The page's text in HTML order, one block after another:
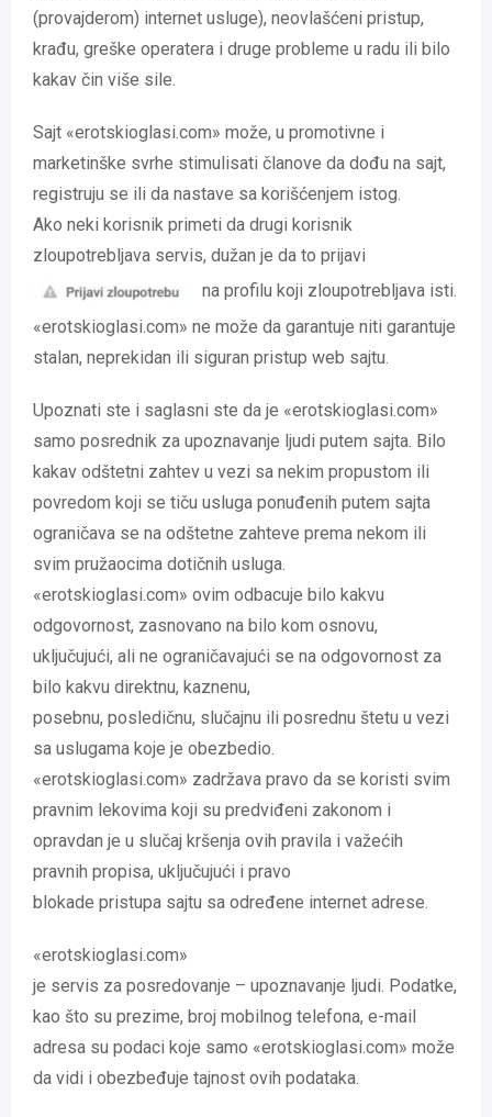
(provajderom) internet usluge), neovlašćeni pristup,
krađu, greške operatera i druge probleme u radu ili bilo
kakav čin više sile.
Sajt «erotskioglasi.com» može, u promotivne i
marketinške svrhe stimulisati članove da dođu na sajt,
registruju se ili da nastave sa korišćenjem istog.
Ako neki korisnik primeti da drugi korisnik
zloupotrebljava servis, dužan je da to prijavi
na profilu koji zloupotrebljava isti.
«erotskioglasi.com» ne može da garantuje niti garantuje
stalan, neprekidan ili siguran pristup web sajtu.
Upoznati ste i saglasni ste da je «erotskioglasi.com»
samo posrednik za upoznavanje ljudi putem sajta. Bilo
kakav odštetni zahtev u vezi sa nekim propustom ili
povredom koji se tiču usluga ponuđenih putem sajta
ograničava se na odštetne zahteve prema nekom ili
svim pružaocima dotičnih usluga.
«erotskioglasi.com» ovim odbacuje bilo kakvu
odgovornost, zasnovano na bilo kom osnovu,
uključujući, ali ne ograničavajući se na odgovornost za
bilo kakvu direktnu, kaznenu,
posebnu, posledičnu, slučajnu ili posrednu štetu u vezi
sa uslugama koje je obezbedio.
«erotskioglasi.com» zadržava pravo da se koristi svim
pravnim lekovima koji su predviđeni zakonom i
opravdan je u slučaj kršenja ovih pravila i važećih
pravnih propisa, uključujući i pravo
blokade pristupa sajtu sa određene internet adrese.
«erotskioglasi.com»
je servis za posredovanje – upoznavanje ljudi. Podatke,
kao što su prezime, broj mobilnog telefona, e-mail
adresa su podaci koje samo «erotskioglasi.com» može
da vidi i obezbeđuje tajnost ovih podataka.